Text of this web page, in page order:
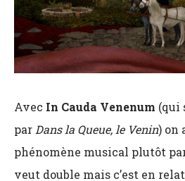
Avec In Cauda Venenum (qui
par Dans la Queue, le Venin) on
phénomène musical plutôt
veut double mais c’est en